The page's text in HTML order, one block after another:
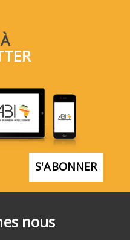
nous
S'ABONNER